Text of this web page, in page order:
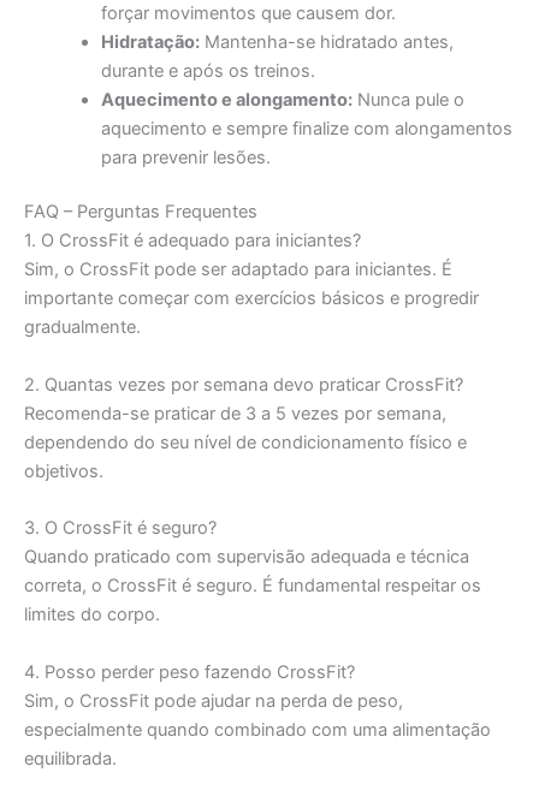
forçar movimentos que causem dor.
Hidratação:Mantenha-se hidratado antes,
durante e após os treinos.
Aquecimento e alongamento:Nunca pule o
aquecimento e sempre finalize com alongamentos
para prevenir lesões.
FAQ – Perguntas Frequentes
1. O CrossFit é adequado para iniciantes?
Sim, o CrossFit pode ser adaptado para iniciantes. É
importante começar com exercícios básicos e progredir
gradualmente.
2. Quantas vezes por semana devo praticar CrossFit?
Recomenda-se praticar de 3 a 5 vezes por semana,
dependendo do seu nível de condicionamento físico e
objetivos.
3. O CrossFit é seguro?
Quando praticado com supervisão adequada e técnica
correta, o CrossFit é seguro. É fundamental respeitar os
limites do corpo.
4. Posso perder peso fazendo CrossFit?
Sim, o CrossFit pode ajudar na perda de peso,
especialmente quando combinado com uma alimentação
equilibrada.